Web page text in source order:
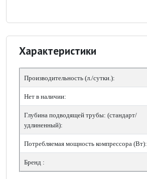
Характеристики
Производительность (л./сутки.):
Нет в наличии:
Глубина подводящей трубы: (стандарт/
удлиненный):
Потребляемая мощность компрессора (Вт):
Бренд :